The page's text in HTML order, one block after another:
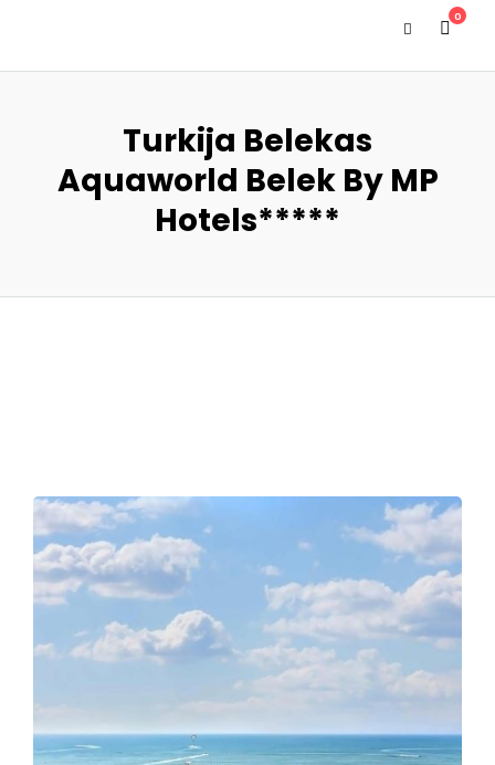
0
Turkija Belekas
Aquaworld Belek By MP
Hotels*****